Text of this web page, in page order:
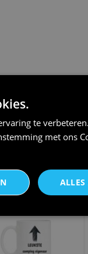
€ 20,95
te
met ons
ALLES